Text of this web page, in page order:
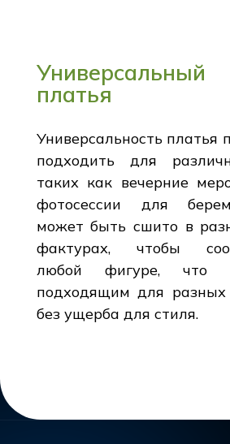
платья
Универсальность платья
подходить для
таких как вечерние
фотосессии для
может быть сшито в
фактурах, чтобы
любой фигуре, что
подходящим для разных
без ущерба для стиля.